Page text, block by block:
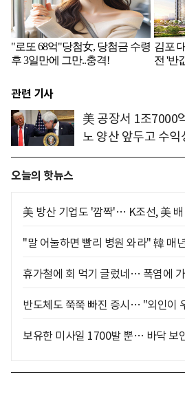
관련 기사
美 공장서 1조7000
노 양산 앞두고 수
오늘의 핫뉴스
美 방산 기업도 '깜짝'… K조선, 美
"말 어눌하면 빨리 병원 와라" 韓 매
휴가철에 회 먹기 글렀네… 폭염에
반도체도 쭉쭉 빠진 증시… "외인이
보유한 미사일 1700발 뿐… 바닥 보